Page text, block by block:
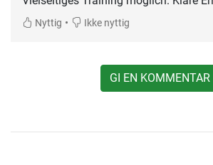
Nyttig • Ikke nyttig
GI EN KOMMENTAR